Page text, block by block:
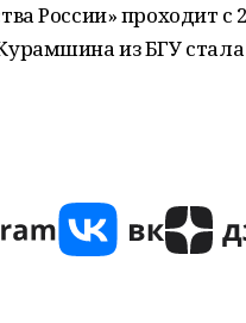
России» проходит с
из БГУ